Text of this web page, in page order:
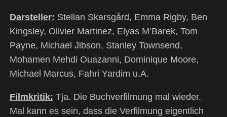
Darsteller: Stellan Skarsgård, Emma Rigby, Ben
Kingsley, Olivier Martinez, Elyas M’Barek, Tom
Payne, Michael Jibson, Stanley Townsend,
Mohamen Mehdi Ouazanni, Dominique Moore,
Michael Marcus, Fahri Yardim u.A.
Filmkritik: Tja. Die Buchverfilmung mal wieder.
Mal kann es sein, dass die Verfilmung eigentlich